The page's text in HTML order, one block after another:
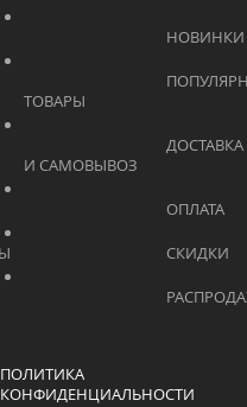
			    		КАРЬЕРА
ПОЛИТИКА
КОНФИДЕНЦИАЛЬНОСТИ